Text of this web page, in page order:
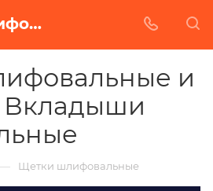
Щетки шлифовальные и опорные, вкладыши шлифовальные купить от завода БАЗ в Красноярске
и
Щетки шлифовальные